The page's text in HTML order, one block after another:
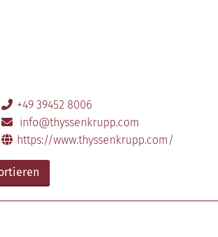
+49 39452 8006
info@thyssenkrupp.com
https://www.thyssenkrupp.com/